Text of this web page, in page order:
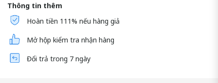
Thông tin thêm
Hoàn tiền 111% nếu hàng giả
Mở hộp kiểm tra nhận hàng
Đổi trả trong 7 ngày